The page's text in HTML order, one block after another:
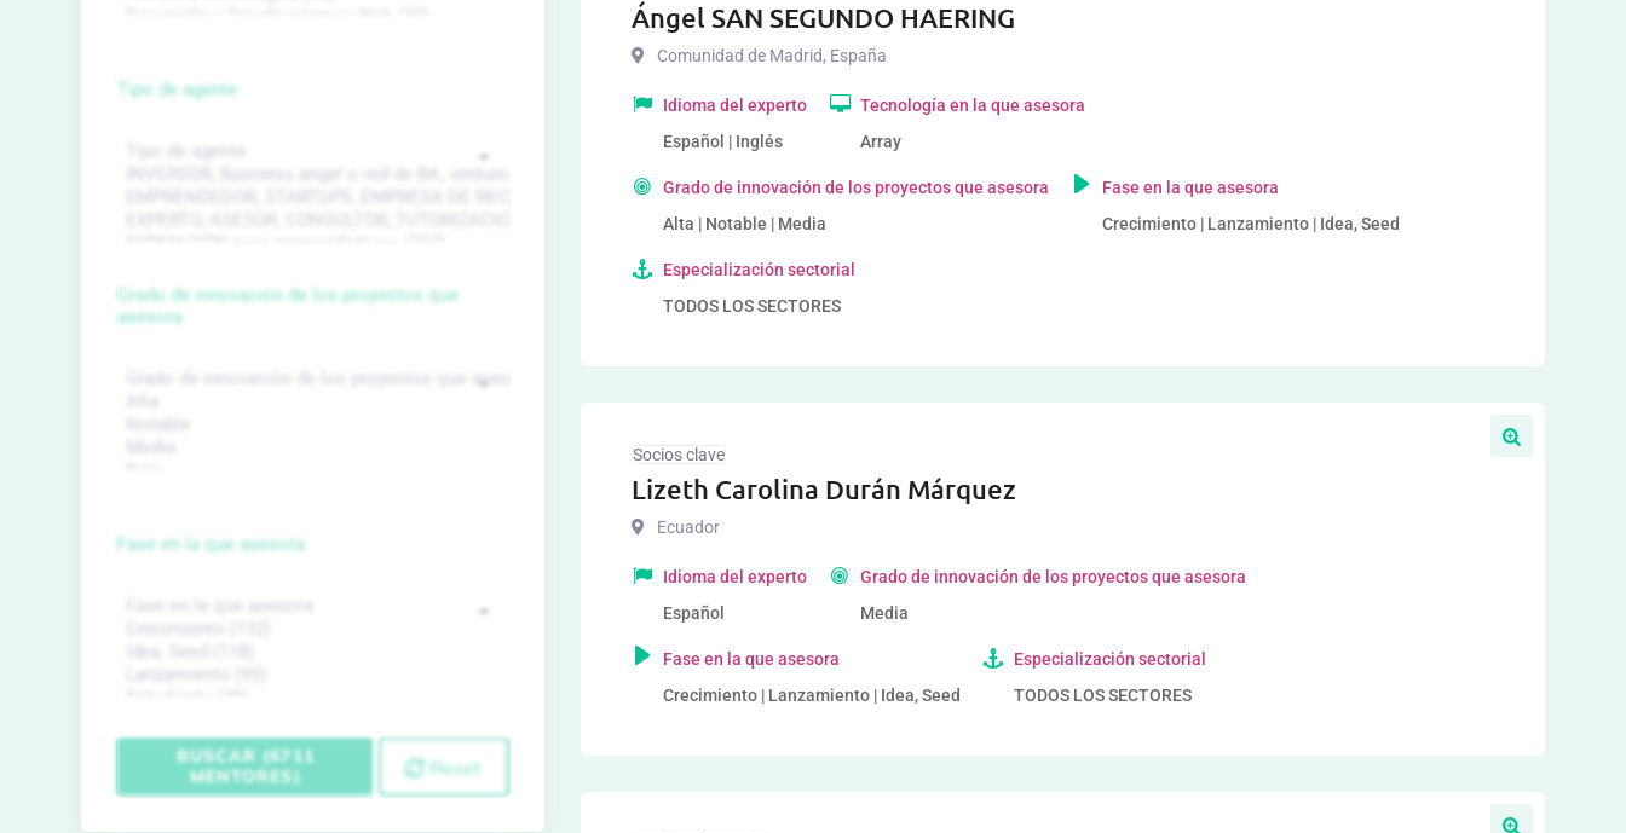
Ángel SAN SEGUNDO HAERING
Comunidad de Madrid, España
Idioma del experto
Español | Inglés
Tecnología en la que asesora
Array
Grado de innovación de los proyectos que asesora
Alta | Notable | Media
Fase en la que asesora
Crecimiento | Lanzamiento | Idea, Seed
Especialización sectorial
TODOS LOS SECTORES
Socios clave
Lizeth Carolina Durán Márquez
Ecuador
Idioma del experto
Español
Grado de innovación de los proyectos que asesora
Media
Fase en la que asesora
Crecimiento | Lanzamiento | Idea, Seed
Especialización sectorial
TODOS LOS SECTORES
Tipo de agente
Grado de innovación de los proyectos que
asesora
Fase en la que asesora
BUSCAR (6711
MENTORES)
Reset